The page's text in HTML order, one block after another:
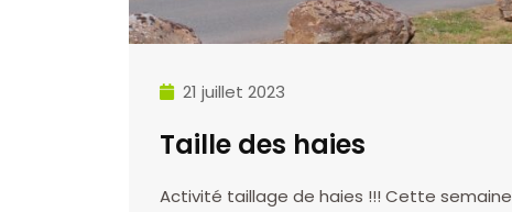
21 juillet 2023
Taille des haies
Activité taillage de haies !!! Cette semaine